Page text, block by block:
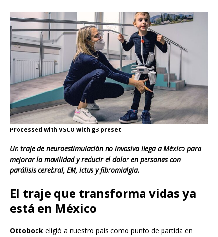
Processed with VSCO with g3 preset
Un traje de neuroestimulación no invasiva llega a México para
mejorar la movilidad y reducir el dolor en personas con
parálisis cerebral, EM, ictus y fibromialgia.
El traje que transforma vidas ya
está en México
Ottobock eligió a nuestro país como punto de partida en